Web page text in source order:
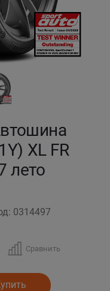
XL FR
лето
0314497
Сравнить